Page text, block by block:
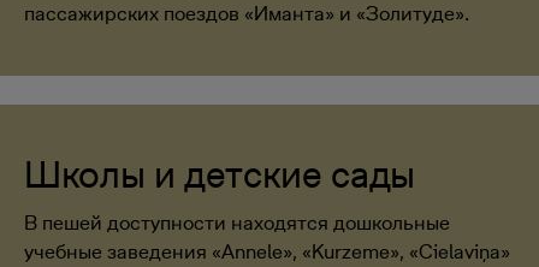
пассажирских поездов «Иманта» и «Золитуде».
Школы и детские сады
В пешей доступности находятся дошкольные
учебные заведения «Annele», «Kurzeme», «Cielaviņa»